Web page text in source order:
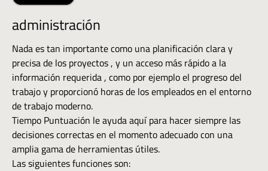
administración
Nada es tan importante como una planificación clara y
precisa de los proyectos , y un acceso más rápido a la
información requerida , como por ejemplo el progreso del
trabajo y proporcionó horas de los empleados en el entorno
de trabajo moderno.
Tiempo Puntuación le ayuda aquí para hacer siempre las
decisiones correctas en el momento adecuado con una
amplia gama de herramientas útiles.
Las siguientes funciones son: